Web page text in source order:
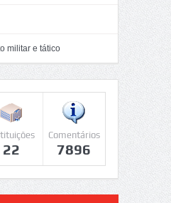
militar e tático
22
Comentários
7896